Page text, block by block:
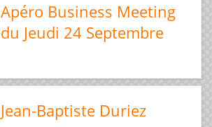
Apéro Business Meeting
du Jeudi 24 Septembre
Jean-Baptiste Duriez